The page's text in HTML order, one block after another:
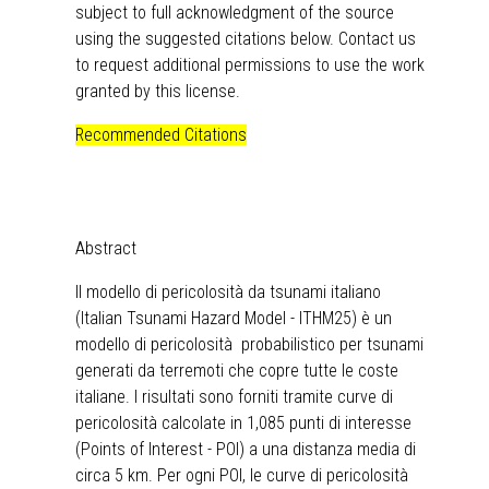
subject to full acknowledgment of the source
using the suggested citations below. Contact us
to request additional permissions to use the work
granted by this license.
Recommended Citations
Abstract
Il modello di pericolosità da tsunami italiano
(Italian Tsunami Hazard Model - ITHM25) è un
modello di pericolosità probabilistico per tsunami
generati da terremoti che copre tutte le coste
italiane. I risultati sono forniti tramite curve di
pericolosità calcolate in 1,085 punti di interesse
(Points of Interest - POI) a una distanza media di
circa 5 km. Per ogni POI, le curve di pericolosità